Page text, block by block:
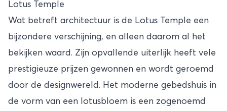
Lotus Temple
Wat betreft architectuur is de Lotus Temple een
bijzondere verschijning, en alleen daarom al het
bekijken waard. Zijn opvallende uiterlijk heeft vele
prestigieuze prijzen gewonnen en wordt geroemd
door de designwereld. Het moderne gebedshuis in
de vorm van een lotusbloem is een zogenoemd